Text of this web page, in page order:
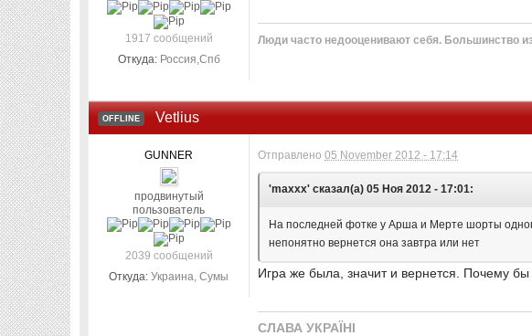
1917 сообщений
Откуда: Россия,Спб
Люди часто недооценивают себя. Большинство
OFFLINE Vetlius
GUNNER
продвинутый
пользователь
2039 сообщений
Откуда: Украина, Сумы
Отправлено05 November 2012 - 17:14
'maxxx' сказал(а) 05 Ноя 2012 - 17:01:
На последней фотке у Арша и Мерте шорты
непонятно вернется она завтра или нет
Игра же была, значит и вернется. Почему бы
СЛАВА УКРАЇНІ